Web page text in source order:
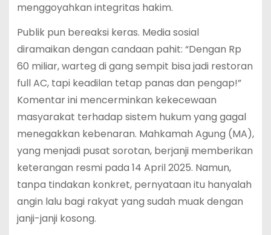
menggoyahkan integritas hakim.
Publik pun bereaksi keras. Media sosial
diramaikan dengan candaan pahit: “Dengan Rp
60 miliar, warteg di gang sempit bisa jadi restoran
full AC, tapi keadilan tetap panas dan pengap!”
Komentar ini mencerminkan kekecewaan
masyarakat terhadap sistem hukum yang gagal
menegakkan kebenaran. Mahkamah Agung (MA),
yang menjadi pusat sorotan, berjanji memberikan
keterangan resmi pada 14 April 2025. Namun,
tanpa tindakan konkret, pernyataan itu hanyalah
angin lalu bagi rakyat yang sudah muak dengan
janji-janji kosong.